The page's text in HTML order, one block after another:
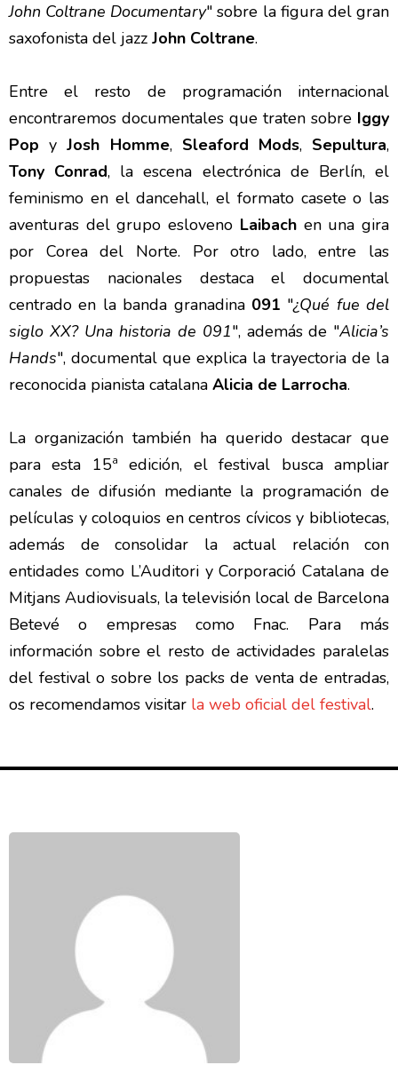
John Coltrane Documentary" sobre la figura del gran
saxofonista del jazz John Coltrane.
Entre el resto de programación internacional
encontraremos documentales que traten sobre Iggy
Pop yJosh Homme, Sleaford Mods, Sepultura,
Tony Conrad, la escena electrónica de Berlín, el
feminismo en el dancehall, el formato casete o las
aventuras del grupo esloveno Laibachen una gira
por Corea del Norte. Por otro lado, entre las
propuestas nacionales destaca el documental
centrado en la banda granadina 091 "¿Qué fue del
siglo XX? Una historia de 091", además de "Alicia’s
Hands", documental que explica la trayectoria de la
reconocida pianista catalana Alicia de Larrocha.
La organización también ha querido destacar que
para esta 15ª edición, el festival busca ampliar
canales de difusión mediante la programación de
películas y coloquios en centros cívicos y bibliotecas,
además de consolidar la actual relación con
entidades como L’Auditori y Corporació Catalana de
Mitjans Audiovisuals, la televisión local de Barcelona
Betevé o empresas como Fnac. Para más
información sobre el resto de actividades paralelas
del festival o sobre los packs de venta de entradas,
os recomendamos visitar la web oficial del festival.